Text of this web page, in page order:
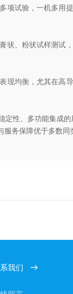
试验，一机多用
、粉状试样测试
衡，尤其在高
、多功能集成
务保障优于多数同
我们